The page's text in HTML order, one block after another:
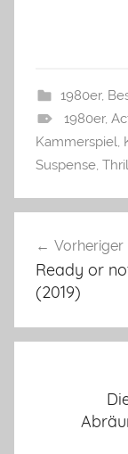
1980er,
1980er,
Kammerspiel
Suspense
Vorheriger
Ready or
(2019)